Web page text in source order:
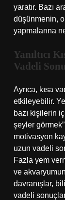
yaratır. Bazı
düşünmenin,
yapmalarına
Yanıltıcı
Vadeli
Ayrıca, kısa
etkileyebilir.
bazı kişilerin
şeyler
motivasyon
uzun vadeli
Fazla yem
ve
davranışlar,
vadeli